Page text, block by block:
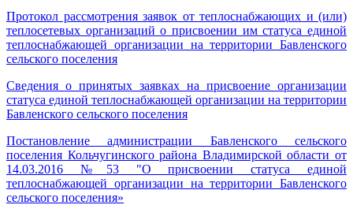
Протокол рассмотрения заявок от теплоснабжающих и (или)
теплосетевых организаций о присвоении им статуса единой
теплоснабжающей организации на территории Бавленского
сельского поселения
Сведения о принятых заявках на присвоение организации
статуса единой теплоснабжающей организации на территории
Бавленского сельского поселения
Постановление администрации Бавленского сельского
поселения Кольчугинского района Владимирской области от
14.03.2016 №53 "О присвоении статуса единой
теплоснабжающей организации на территории Бавленского
сельского поселения»